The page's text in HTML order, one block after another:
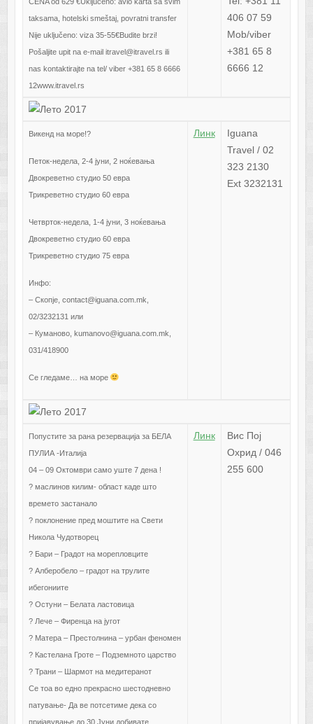
taksama, hotelski smeštaj, povratni transfer
Nije uključeno: viza 35-55€Budite brzi!
Pošaljite upit na e-mail itravel@itravel.rs ili
nas kontaktirajte na tel/ viber +381 65 8 6666
12www.itravel.rs
406 07 59
Mob/viber
+381 65 8
6666 12
Викенд на море!?
Петок-недела, 2-4 јуни, 2 ноќевања
Двокреветно студио 50 евра
Трикреветно студио 60 евра
Четврток-недела, 1-4 јуни, 3 ноќевања
Двокреветно студио 60 евра
Трикреветно студио 75 евра
Инфо:
– Скопје, contact@iguana.com.mk,
02/3232131 или
– Куманово, kumanovo@iguana.com.mk,
031/418900
Се гледаме… на море
Линк
Iguana
Travel / 02
323 2130
Ext 3232131
Попустите за рана резервација за БЕЛА
ПУЛИА -Италија
04 – 09 Октомври само уште 7 дена !
? маслинов килим- област каде што
времето застанало
? поклонение пред моштите на Свети
Никола Чудотворец
? Бари – Градот на морепловците
? Алберобело – градот на трулите
ибегониите
? Остуни – Белата ластовица
? Лече – Фиренца на југот
? Матера – Престолнина – урбан феномен
? Кастелана Гроте – Подземното царство
? Трани – Шармот на медитеранот
Се тоа во едно прекрасно шестодневно
патување- Да ве потсетиме дека со
пријавување до 30 Јуни добивате
Линк
Вис Пој
Охрид / 046
255 600